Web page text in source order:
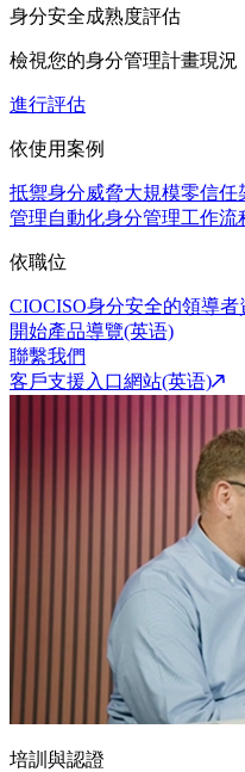
身分安全成熟度評估
檢視您的身分管理計畫現況
進行評估
依使用案例
抵禦身分威脅大規模零信任
管理自動化身分管理工作流
依職位
CIOCISO身分安全的領導者
開始產品導覽(英语)
聯繫我們
客戶支援入口網站(英语)
培訓與認證